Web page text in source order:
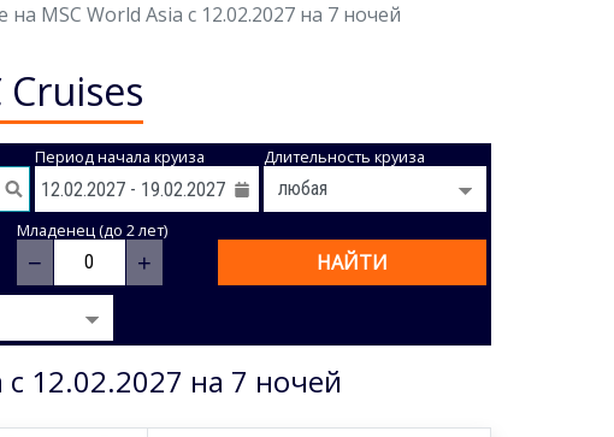
MSC World Asia с 12.02.2027 на 7 ночей
Период начала круиза Длительность круиза
Младенец (до 2 лет)
− + НАЙТИ
12.02.2027 на 7 ночей